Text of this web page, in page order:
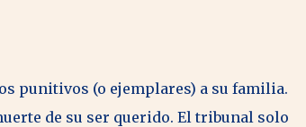
punitivos (o ejemplares) a su familia.
de su ser querido. El tribunal solo